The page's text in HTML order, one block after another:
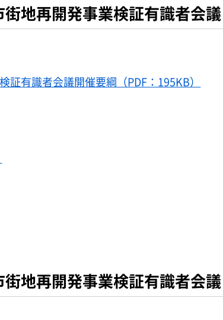
地再開発事業検証有識者会
有識者会議開催要綱（PDF：195KB）
地再開発事業検証有識者会